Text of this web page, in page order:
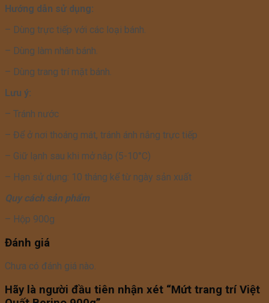
Hướng dẫn sử dụng:
– Dùng trực tiếp với các loại bánh.
– Dùng làm nhân bánh.
– Dùng trang trí mặt bánh.
Lưu ý:
– Tránh nước
– Để ở nơi thoáng mát, tránh ánh nắng trực tiếp
– Giữ lạnh sau khi mở nắp (5-10°C)
– Hạn sử dụng: 10 tháng kể từ ngày sản xuất
Quy cách sản phẩm
– Hộp 900g
Đánh giá
Chưa có đánh giá nào.
Hãy là người đầu tiên nhận xét “Mứt trang trí Việt